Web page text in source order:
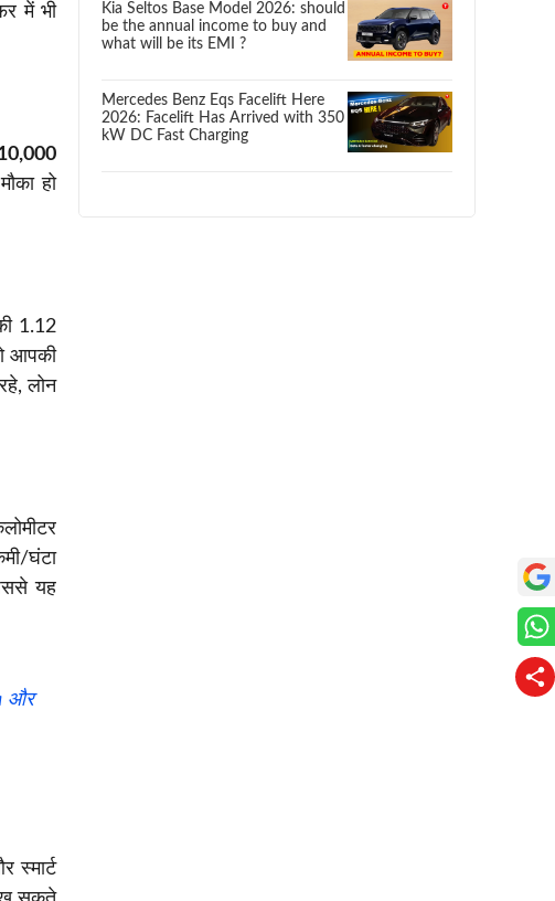
में भी
हो
1.12
आपकी
लोन
घंटा
यह
और
स्मार्ट
Kia Seltos Base Model 2026: should
be the annual income to buy and
what will be its EMI ?
Mercedes Benz Eqs Facelift Here
2026: Facelift Has Arrived with 350
kW DC Fast Charging